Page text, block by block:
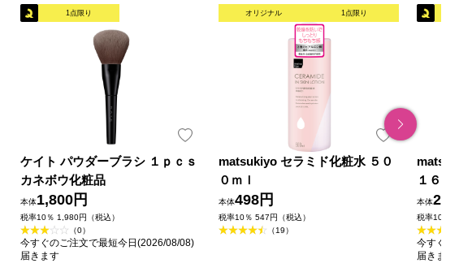
1点限り
ケイト パウダーブラシ １ｐｃｓ
カネボウ化粧品
本体1,800円
税率10％ 1,980円（税込）
（0）
今すぐのご注文で最短今日(2026/08/08)
届きます
オリジナル 1点限り
matsukiyo セラミド化粧水 ５０
０ｍｌ
本体498円
税率10％ 547円（税込）
（19）
１６０
本体
税率10％
今すぐの
届きます